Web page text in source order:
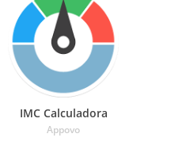
IMC Calculadora
Appovo